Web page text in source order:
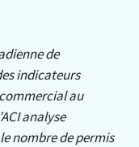
de
indicateurs
au
analyse
nombre de permis